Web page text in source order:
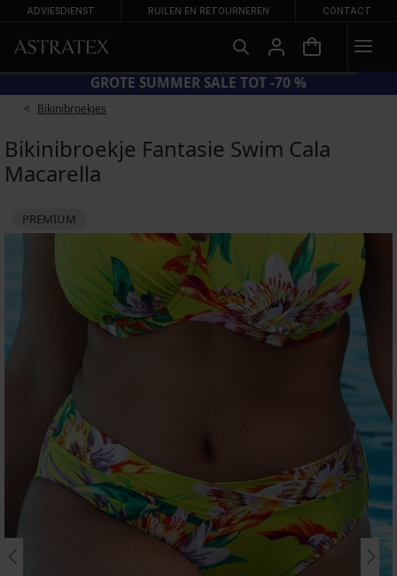
ADVIESDIENST RUILEN EN RETOURNEREN CONTACT
GROTE SUMMER SALE TOT -70 %
Bikinibroekjes
Bikinibroekje Fantasie Swim Cala
Macarella
PREMIUM